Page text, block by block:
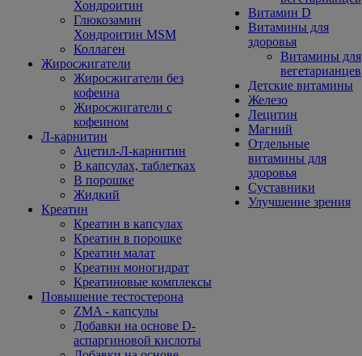
Хондроитин
Глюкозамин
Хондроитин MSM
Коллаген
Жиросжигатели
Жиросжигатели без
кофеина
Жиросжигатели с
кофеином
Л-карнитин
Ацетил-Л-карнитин
В капсулах, таблетках
В порошке
Жидкий
Креатин
Креатин в капсулах
Креатин в порошке
Креатин малат
Креатин моногидрат
Креатиновые комплексы
Повышение тестостерона
ZMA - капсулы
Добавки на основе D-
аспаргиновой кислоты
Витамин D
Витамины для
здоровья
Витамины для
вегетарианцев
Детские витамины
Железо
Лецитин
Магний
Отдельные
витамины для
здоровья
Суставники
Улучшение зрения